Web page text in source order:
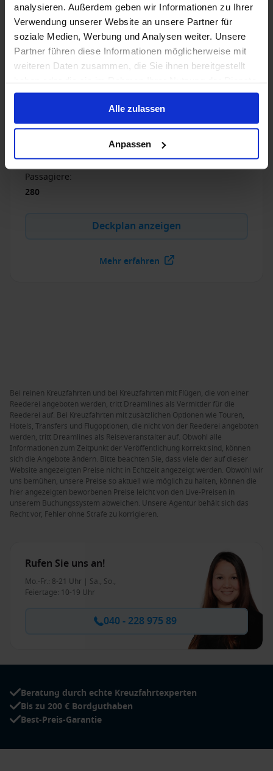
analysieren. Außerdem geben wir Informationen zu Ihrer
Verwendung unserer Website an unsere Partner für
soziale Medien, Werbung und Analysen weiter. Unsere
Partner führen diese Informationen möglicherweise mit
weiteren Daten zusammen, die Sie ihnen bereitgestellt
gesammelt haben.
Alle zulassen
Anpassen
1 / 23
A-ROSA SENA
4.2 /516 Bewertungen
Gehen Sie auf Kreuzfahrt mit dem neuen
hochmodernen E-Motion Flusskreuzfahrt Schiff der A-
ROSA SENA.
Währung
Passagiere:
280
Deckplan anzeigen
Mehr erfahren
Bei reinen Kreuzfahrten und bei Kreuzfahrten mit Flügen, die von einer
Reederei angeboten werden, tritt Dreamlines als Vermittler für die
Reederei auf. Bei Kreuzfahrten mit zusätzlichen Optionen wie Touren,
Hotels, Transfers und Flugoptionen, die nicht von der Reederei angeboten
werden, tritt Dreamlines als Reiseveranstalter auf. Obwohl alle
Informationen zum Zeitpunkt der Veröffentlichung korrekt sind, können
sich die Angebote ändern. Bitte beachten Sie, dass viele der auf dieser
Website angezeigten Preise nicht in Echtzeit angezeigt werden. Obwohl wir
uns bemühen, unsere Preise so aktuell wie möglich zu halten, können die
hier angezeigten beworbenen Preise leicht von den Live-Preisen in
unserem Buchungssystem abweichen. Unsere Agentur behält sich das
Recht vor, Fehler ohne Strafe zu korrigieren.
Rufen Sie uns an!
Mo.-Fr.: 8-21 Uhr | Sa., So.,
Feiertage: 10-19 Uhr
040 - 228 975 89
Beratung durch echte Kreuzfahrtexperten
Bis zu 200 € Bordguthaben
Best-Preis-Garantie